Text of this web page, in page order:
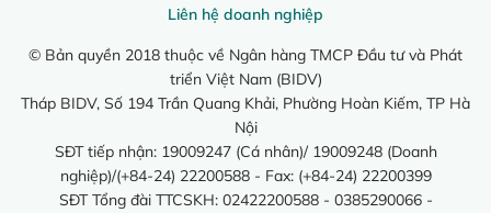
Liên hệ doanh nghiệp
© Bản quyền 2018 thuộc về Ngân hàng TMCP Đầu tư và Phát
triển Việt Nam (BIDV)
Tháp BIDV, Số 194 Trần Quang Khải, Phường Hoàn Kiếm, TP Hà
Nội
SĐT tiếp nhận: 19009247 (Cá nhân)/ 19009248 (Doanh
nghiệp)/(+84-24) 22200588 - Fax: (+84-24) 22200399
SĐT Tổng đài TTCSKH: 02422200588 - 0385290066 -